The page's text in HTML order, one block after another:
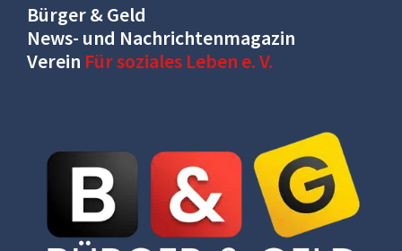
Bürger & Geld
News- und Nachrichtenmagazin
Verein Für soziales Leben e. V.